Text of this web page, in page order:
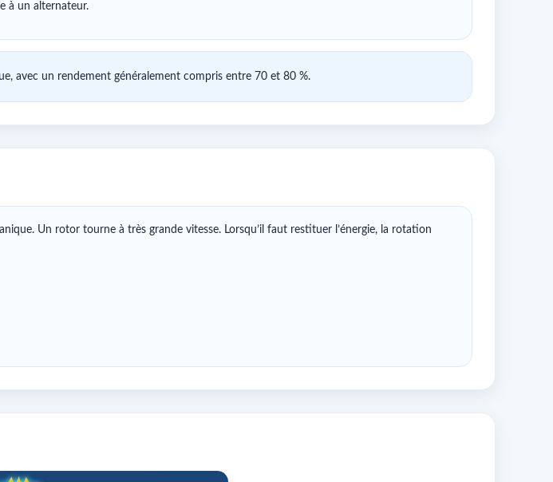
à un alternateur.
avec un rendement généralement compris entre 70 et 80 %.
Un rotor tourne à très grande vitesse. Lorsqu’il faut restituer l’énergie, la rotation